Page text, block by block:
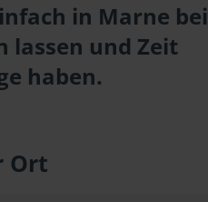
in Marne bei
lassen und Zeit
haben.
Ort